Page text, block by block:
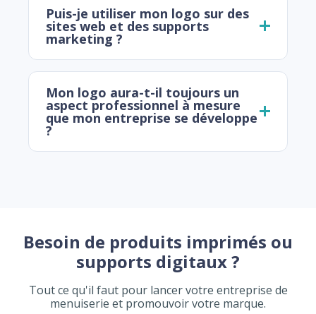
Puis-je utiliser mon logo sur des
sites web et des supports
marketing ?
Mon logo aura-t-il toujours un
aspect professionnel à mesure
que mon entreprise se développe
?
Besoin de produits imprimés ou
supports digitaux ?
Tout ce qu'il faut pour lancer votre entreprise de
menuiserie et promouvoir votre marque.